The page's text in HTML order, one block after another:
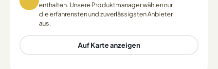
enthalten. Unsere Produktmanager wählen nur
die erfahrensten und zuverlässigsten Anbieter
aus.
Auf Karte anzeigen